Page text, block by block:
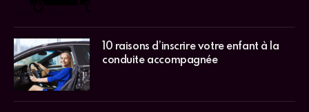
10 raisons d’inscrire votre enfant à la
conduite accompagnée